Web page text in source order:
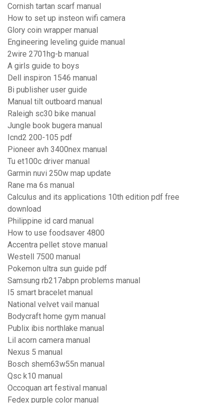
Cornish tartan scarf manual
How to set up insteon wifi camera
Glory coin wrapper manual
Engineering leveling guide manual
2wire 2701hg-b manual
A girls guide to boys
Dell inspiron 1546 manual
Bi publisher user guide
Manual tilt outboard manual
Raleigh sc30 bike manual
Jungle book bugera manual
Icnd2 200-105 pdf
Pioneer avh 3400nex manual
Tu et100c driver manual
Garmin nuvi 250w map update
Rane ma 6s manual
Calculus and its applications 10th edition pdf free
download
Philippine id card manual
How to use foodsaver 4800
Accentra pellet stove manual
Westell 7500 manual
Pokemon ultra sun guide pdf
Samsung rb217abpn problems manual
I5 smart bracelet manual
National velvet vail manual
Bodycraft home gym manual
Publix ibis northlake manual
Lil acorn camera manual
Nexus 5 manual
Bosch shem63w55n manual
Qsc k10 manual
Occoquan art festival manual
Fedex purple color manual